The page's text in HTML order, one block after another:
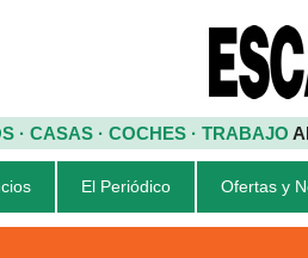
· CASAS · COCHES · TRABAJO
El Periódico Ofertas y